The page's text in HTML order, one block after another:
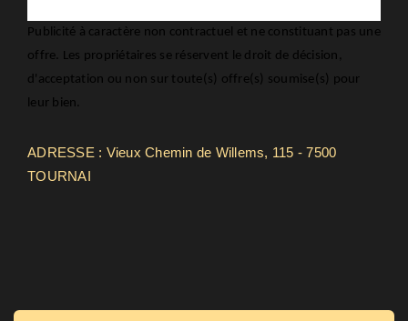
Publicité à caractère non contractuel et ne constituant pas une
offre. Les propriétaires se réservent le droit de décision,
d'acceptation ou non sur toute(s) offre(s) soumise(s) pour
leur bien.
ADRESSE : Vieux Chemin de Willems, 115 - 7500
TOURNAI